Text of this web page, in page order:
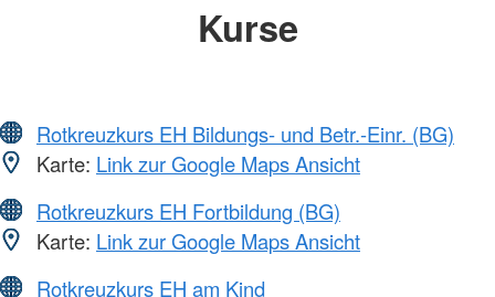
Kurse
Rotkreuzkurs EH Bildungs- und Betr.-Einr. (BG)
Karte: Link zur Google Maps Ansicht
Rotkreuzkurs EH Fortbildung (BG)
Karte: Link zur Google Maps Ansicht
Rotkreuzkurs EH am Kind